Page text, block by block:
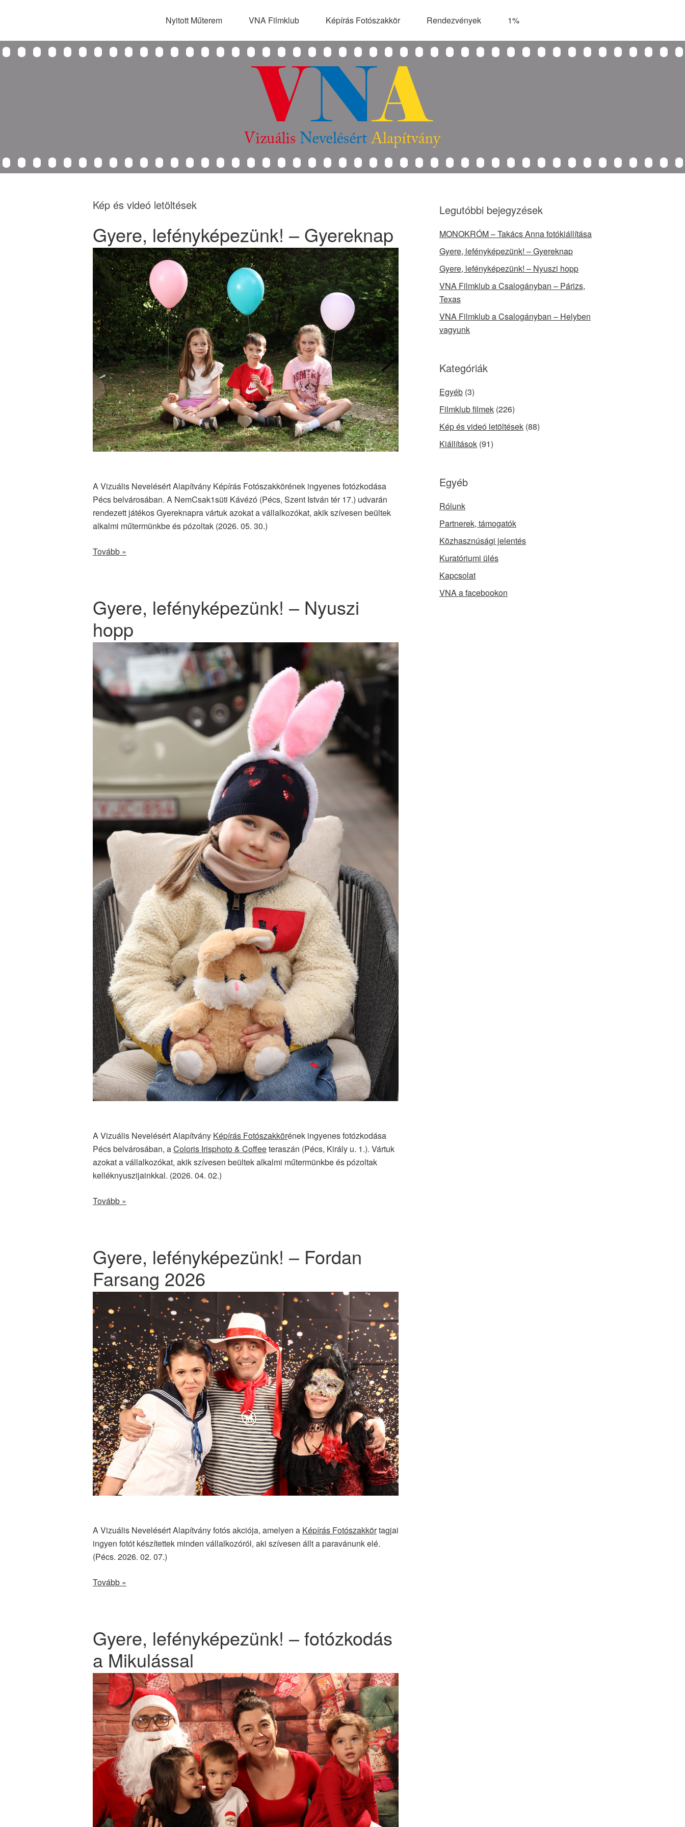
Nyitott Műterem VNA Filmklub Képírás Fotószakkör Rendezvények 1%
Kép és videó letöltések
Gyere, lefényképezünk! – Gyereknap
A Vizuális Nevelésért Alapítvány Képírás Fotószakkörének ingyenes fotózkodása
Pécs belvárosában. A NemCsak1süti Kávézó (Pécs, Szent István tér 17.) udvarán
rendezett játékos Gyereknapra vártuk azokat a vállalkozókat, akik szívesen beültek
alkalmi műtermünkbe és pózoltak (2026. 05. 30.)
Tovább »
Gyere, lefényképezünk! – Nyuszi
hopp
A Vizuális Nevelésért Alapítvány Képírás Fotószakkörének ingyenes fotózkodása
Pécs belvárosában, aColoris Irisphoto & Coffeeteraszán (Pécs, Király u. 1.). Vártuk
azokat a vállalkozókat, akik szívesen beültek alkalmi műtermünkbe és pózoltak
kelléknyuszijainkkal. (2026. 04. 02.)
Tovább »
Gyere, lefényképezünk! – Fordan
Farsang 2026
A Vizuális Nevelésért Alapítvány fotós akciója, amelyen a Képírás Fotószakkörtagjai
ingyen fotót készítettek minden vállalkozóról, aki szívesen állt a paravánunk elé.
(Pécs. 2026. 02. 07.)
Tovább »
Gyere, lefényképezünk! – fotózkodás
a Mikulással
Legutóbbi bejegyzések
MONOKRÓM – Takács Anna fotókiállítása
Gyere, lefényképezünk! – Gyereknap
Gyere, lefényképezünk! – Nyuszi hopp
VNA Filmklub a Csalogányban – Párizs,
Texas
VNA Filmklub a Csalogányban – Helyben
vagyunk
Kategóriák
Egyéb (3)
Filmklub filmek (226)
Kép és videó letöltések (88)
Kiállítások (91)
Egyéb
Rólunk
Partnerek, támogatók
Közhasznúsági jelentés
Kuratóriumi ülés
Kapcsolat
VNA a facebookon